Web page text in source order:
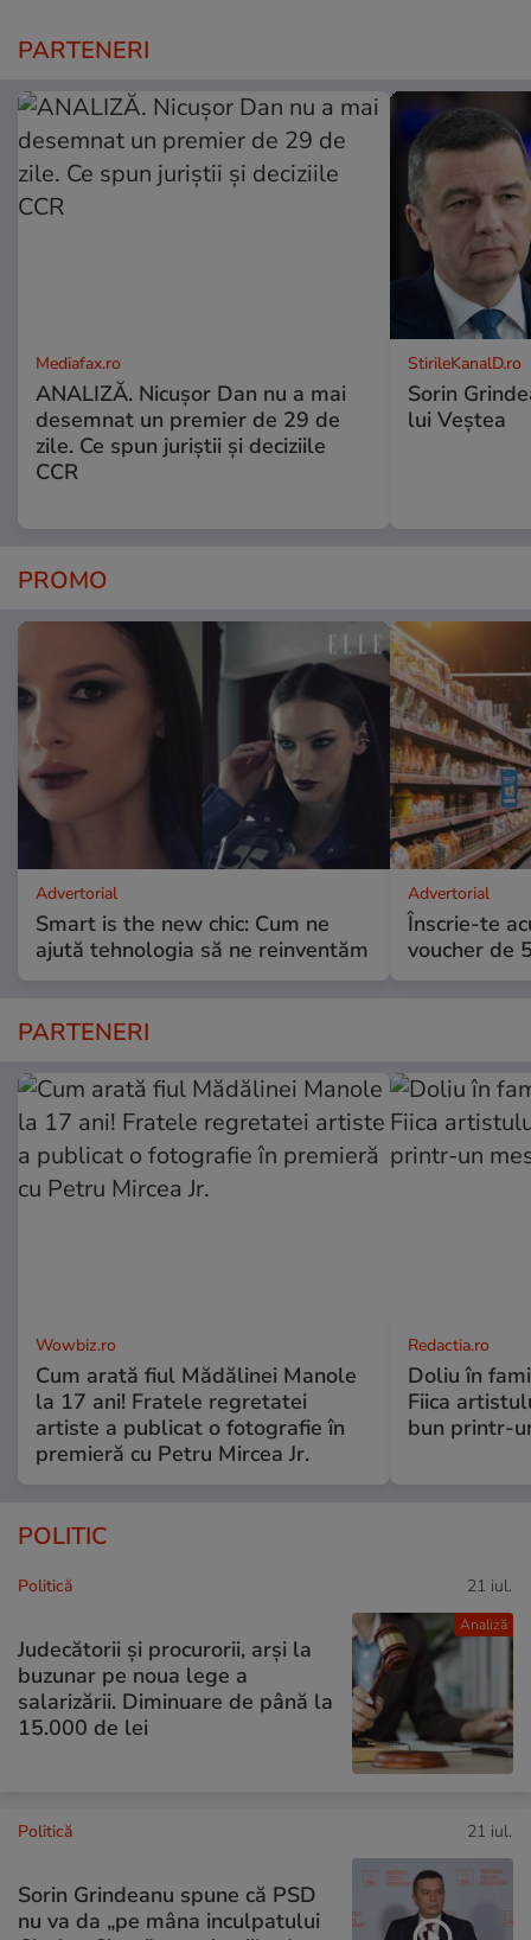
PARTENERI
Mediafax.ro
ANALIZĂ. Nicușor Dan nu a mai
desemnat un premier de 29 de
zile. Ce spun juriștii și deciziile
CCR
StirileKanalD.ro
Sorin
lui Veștea
PROMO
Advertorial
Smart is the new chic: Cum ne
ajută tehnologia să ne reinventăm
Advertorial
Înscrie-te
voucher de
PARTENERI
Wowbiz.ro
Cum arată fiul Mădălinei Manole
la 17 ani! Fratele regretatei
artiste a publicat o fotografie în
premieră cu Petru Mircea Jr.
Redactia.ro
Doliu în
Fiica
bun printr-
POLITIC
Analiză
Politică 21 iul.
Judecătorii și procurorii, arși la
buzunar pe noua lege a
salarizării. Diminuare de până la
15.000 de lei
Politică 21 iul.
Sorin Grindeanu spune că PSD
nu va da „pe mâna inculpatului